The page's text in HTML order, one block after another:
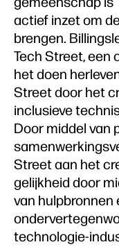
actief inzet om
brengen.
Tech Street, een
het doen
Street door het
inclusieve
Door middel van
Street aan het
gelijkheid door
van hulpbronnen
technologie-